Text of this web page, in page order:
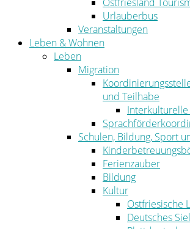
Urlauberbus
Veranstaltungen
Leben & Wohnen
Leben
Migration
und Teilhabe
Schulen, Bildung, Sport
Ferienzauber
Bildung
Kultur
Ostfriesische
Deutsches